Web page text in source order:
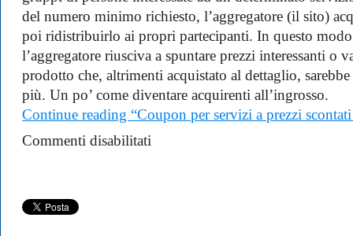
del numero minimo richiesto, l’aggregatore (il sito)
poi ridistribuirlo ai propri partecipanti. In questo
l’aggregatore riusciva a spuntare prezzi interessanti o
prodotto che, altrimenti acquistato al dettaglio,
più. Un po’ come diventare acquirenti all’ingrosso.
Continue reading “Coupon per servizi a prezzi
Commenti disabilitatiCoupon